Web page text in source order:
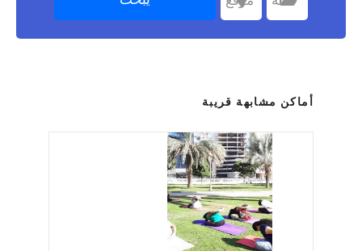
أماكن مشابهة قريبة